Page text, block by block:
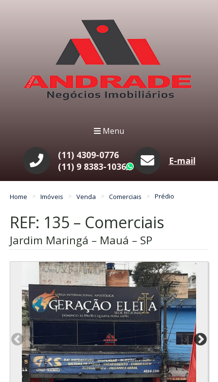
Menu
(11) 4309-0776
(11) 9 8383-1036
WhatsApp
E-mail
Home Imóveis Venda Comerciais Prédio
REF: 135 – Comerciais
Jardim Maringá – Mauá – SP